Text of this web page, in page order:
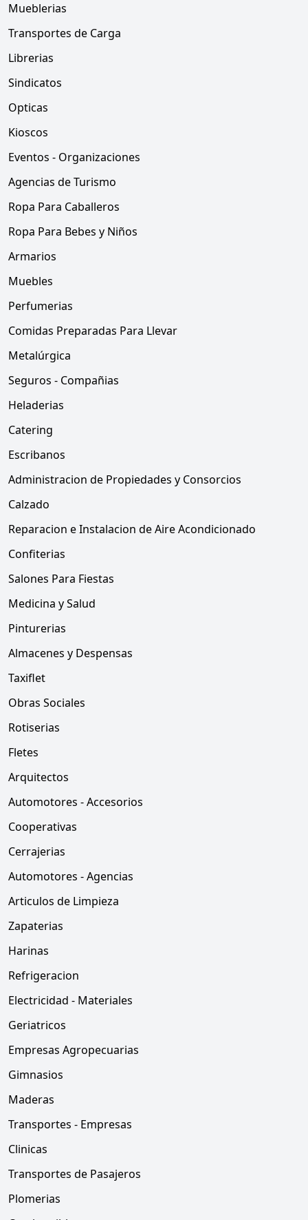
Mueblerias
Transportes de Carga
Librerias
Sindicatos
Opticas
Kioscos
Eventos - Organizaciones
Agencias de Turismo
Ropa Para Caballeros
Ropa Para Bebes y Niños
Armarios
Muebles
Perfumerias
Comidas Preparadas Para Llevar
Metalúrgica
Seguros - Compañias
Heladerias
Catering
Escribanos
Administracion de Propiedades y Consorcios
Calzado
Reparacion e Instalacion de Aire Acondicionado
Confiterias
Salones Para Fiestas
Medicina y Salud
Pinturerias
Almacenes y Despensas
Taxiflet
Obras Sociales
Rotiserias
Fletes
Arquitectos
Automotores - Accesorios
Cooperativas
Cerrajerias
Automotores - Agencias
Articulos de Limpieza
Zapaterias
Harinas
Refrigeracion
Electricidad - Materiales
Geriatricos
Empresas Agropecuarias
Gimnasios
Maderas
Transportes - Empresas
Clinicas
Transportes de Pasajeros
Plomerias